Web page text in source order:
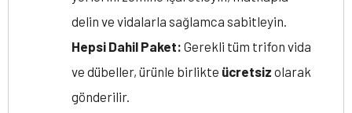
delin ve vidalarla sağlamca sabitleyin.
Hepsi Dahil Paket: Gerekli tüm trifon vida
ve dübeller, ürünle birlikte ücretsiz olarak
gönderilir.